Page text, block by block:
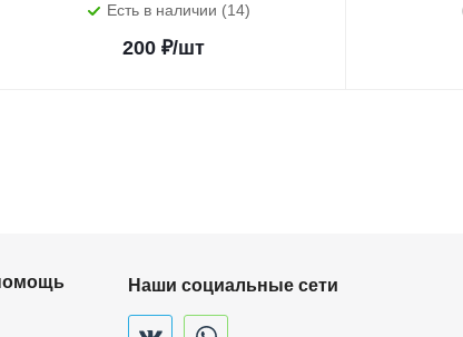
Есть в наличии (14)
200 ₽/шт
Наши социальные сети